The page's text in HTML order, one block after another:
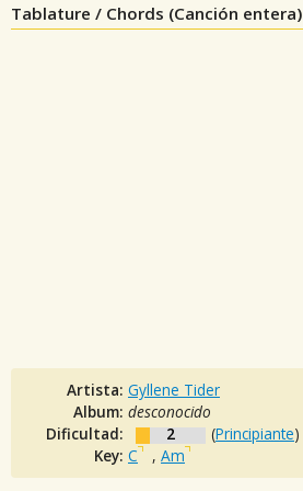
Tablature / Chords (Canción entera)
Artista: Gyllene Tider
Album: desconocido
Dificultad:
2 (Principiante)
Key: C , Am